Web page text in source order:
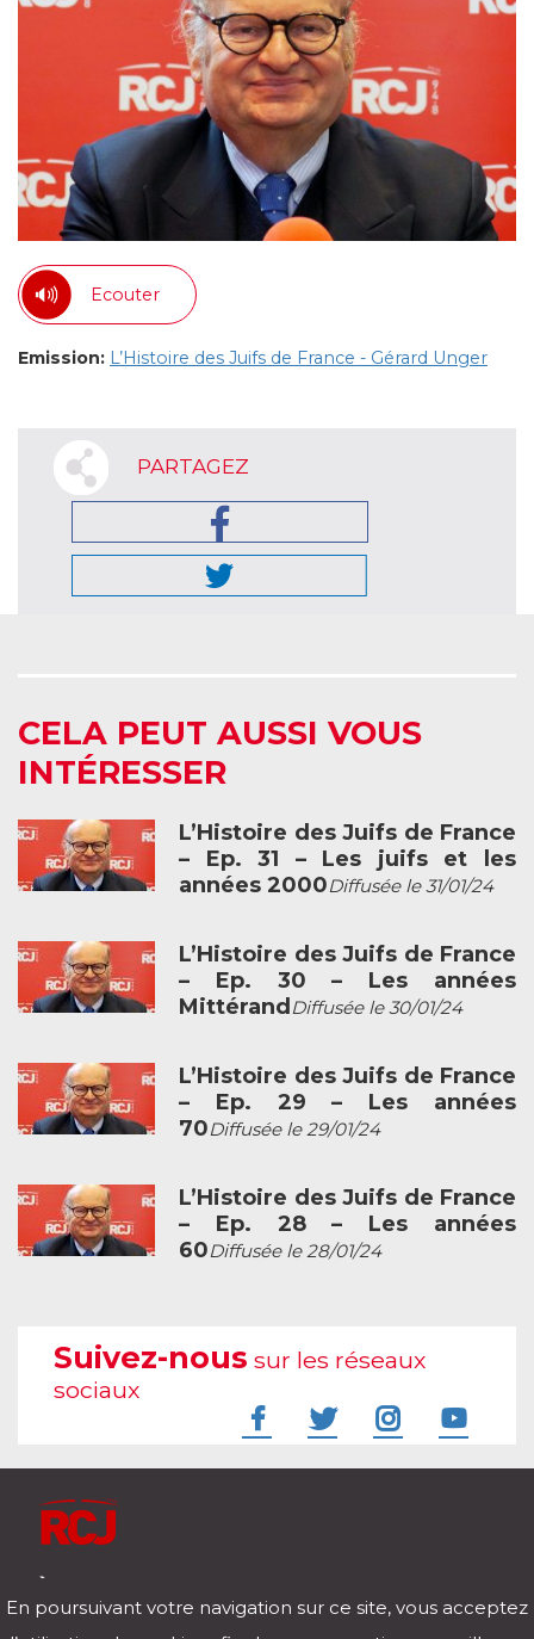
Ecouter
Emission: L’Histoire des Juifs de France - Gérard Unger
PARTAGEZ
CELA PEUT AUSSI VOUS
INTÉRESSER
L’Histoire des Juifs de France
– Ep. 31 – Les juifs et les
années 2000Diffusée le 31/01/24
L’Histoire des Juifs de France
– Ep. 30 – Les années
Mittérand Diffusée le 30/01/24
L’Histoire des Juifs de France
– Ep. 29 – Les années
70Diffusée le 29/01/24
L’Histoire des Juifs de France
– Ep. 28 – Les années
60Diffusée le 28/01/24
Suivez-nous sur les réseaux
sociaux
Télécharger notre application pour iOs et Android
En poursuivant votre navigation sur ce site, vous acceptez